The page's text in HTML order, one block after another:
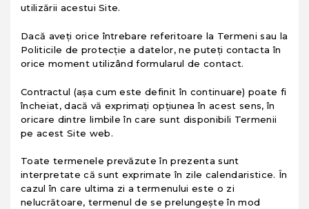
utilizării acestui Site.
Dacă aveţi orice întrebare referitoare la Termeni sau la
Politicile de protecţie a datelor, ne puteţi contacta în
orice moment utilizând formularul de contact.
Contractul (aşa cum este definit în continuare) poate fi
încheiat, dacă vă exprimaţi opţiunea în acest sens, în
oricare dintre limbile în care sunt disponibili Termenii
pe acest Site web.
Toate termenele prevăzute în prezenta sunt
interpretate că sunt exprimate în zile calendaristice. În
cazul în care ultima zi a termenului este o zi
nelucrătoare, termenul de se prelungeşte în mod